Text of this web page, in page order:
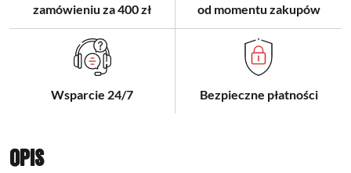
zamówieniu za 400 zł
od momentu zakupów
Wsparcie 24/7 Bezpieczne płatności
Opis